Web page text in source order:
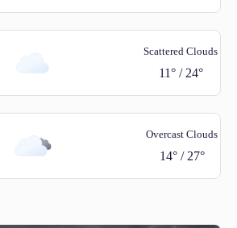
Scattered Clouds
11°/24°
Overcast Clouds
14°/27°